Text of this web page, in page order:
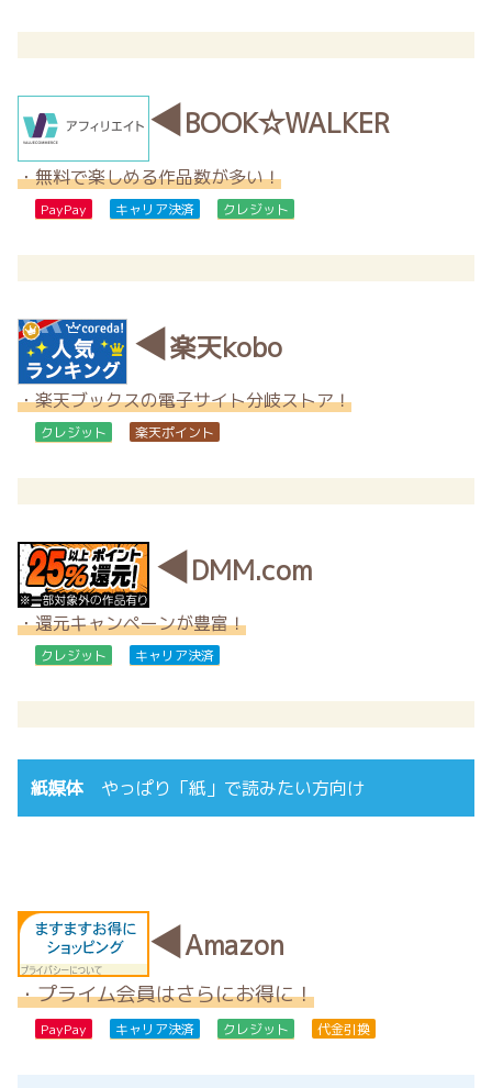
◀ BOOK☆WALKER
・無料で楽しめる作品数が多い！
PayPay キャリア決済 クレジット
◀楽天kobo
・楽天ブックスの電子サイト分岐ストア！
クレジット 楽天ポイント
◀DMM.com
・還元キャンペーンが豊富！
クレジット キャリア決済
紙媒体 やっぱり「紙」で読みたい方向け
◀Amazon
・プライム会員はさらにお得に！
PayPay キャリア決済 クレジット 代金引換